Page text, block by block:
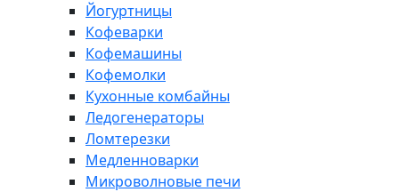
Йогуртницы
Кофеварки
Кофемашины
Кофемолки
Кухонные комбайны
Ледогенераторы
Ломтерезки
Медленноварки
Микроволновые печи